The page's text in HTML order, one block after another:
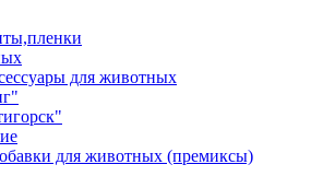
для животных
для животных (премиксы)